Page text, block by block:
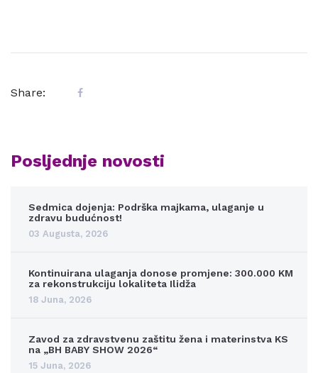
Share:
Posljednje novosti
Sedmica dojenja: Podrška majkama, ulaganje u
zdravu budućnost!
03 Augusta, 2026
Kontinuirana ulaganja donose promjene: 300.000 KM
za rekonstrukciju lokaliteta Ilidža
18 Juna, 2026
Zavod za zdravstvenu zaštitu žena i materinstva KS
na „BH BABY SHOW 2026“
15 Juna, 2026